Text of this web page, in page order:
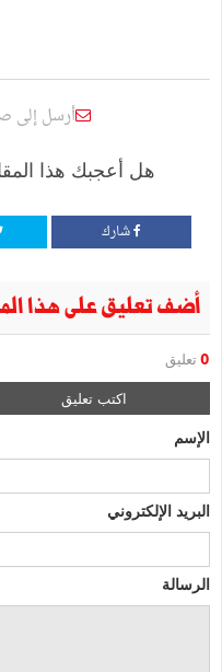
أرسل إلى
هل أعجبك هذا
شارك
أضف تعليق على هذا
0 تعليق
اكتب تعليق
الإسم
البريد الإلكتروني
الرسالة